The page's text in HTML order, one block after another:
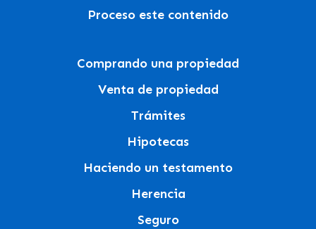
Proceso este contenido
Comprando una propiedad
Venta de propiedad
Trámites
Hipotecas
Haciendo un testamento
Herencia
Seguro